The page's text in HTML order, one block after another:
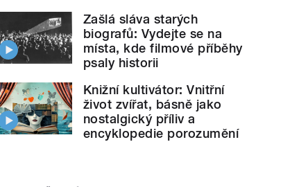
Zašlá sláva starých
biografů: Vydejte se na
místa, kde filmové příběhy
psaly historii
Knižní kultivátor: Vnitřní
život zvířat, básně jako
nostalgický příliv a
encyklopedie porozumění